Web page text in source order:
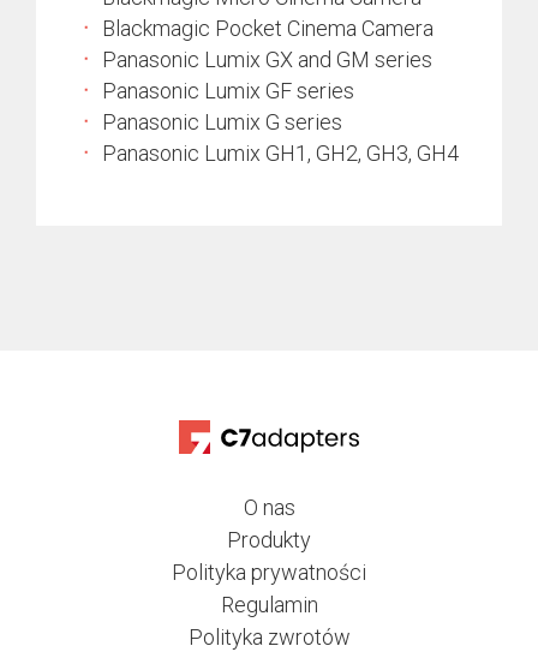
Blackmagic Pocket Cinema Camera
Panasonic Lumix GX and GM series
Panasonic Lumix GF series
Panasonic Lumix G series
Panasonic Lumix GH1, GH2, GH3, GH4
O nas
Produkty
Polityka prywatności
Regulamin
Polityka zwrotów